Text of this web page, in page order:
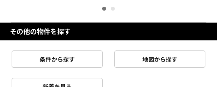
その他の物件を探す
条件から探す 地図から探す